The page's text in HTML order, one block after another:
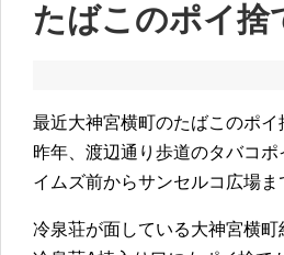
たばこのポイ捨
最近大神宮横町のたばこのポイ
昨年、渡辺通り歩道のタバコ
イムズ前からサンセルコ広場
冷泉荘が面している大神宮横